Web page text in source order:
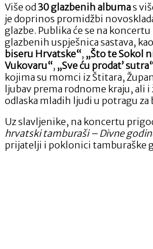
Više od 30 glazbenih albumas
je doprinos promidžbi
glazbe. Publika će se na
glazbenih uspješnica sastava,
biseru Hrvatske“, „Što te Sokol
Vukovaru“, „Sve ću prodat’
kojima su momci iz Štitara,
ljubav prema rodnome kraju, ali i
odlaska mladih ljudi u potragu
Uz slavljenike, na koncertu
hrvatski tamburaši – Divne
prijatelji i poklonici tamburaške